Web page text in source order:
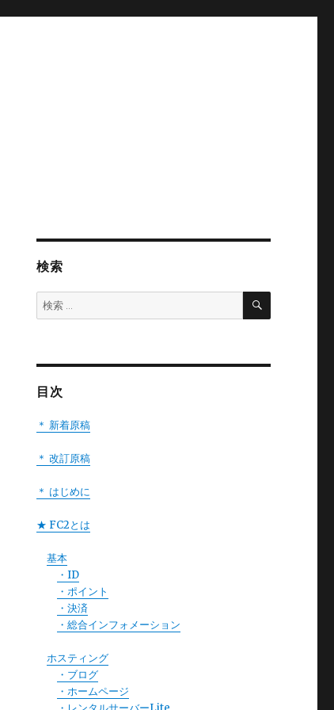
検索
検
索:
検
目次
＊ 新着原稿
＊ 改訂原稿
＊ はじめに
★ FC2とは
基本
・ID
・ポイント
・決済
・総合インフォメーション
ホスティング
・ブログ
・ホームページ